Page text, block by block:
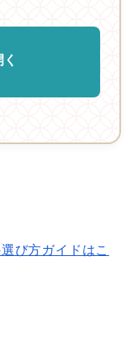
び方ガイドはこ